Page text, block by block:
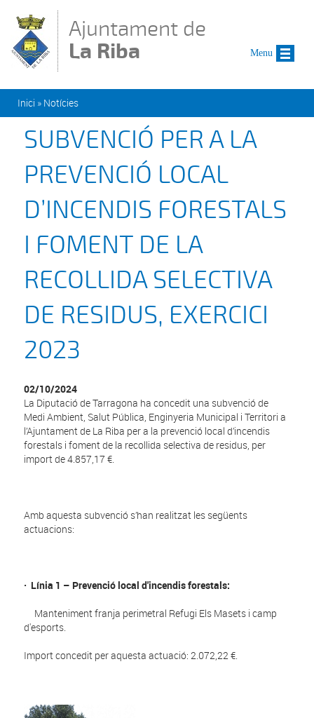
Ajuntament de
La Riba
Esteu aquí
Inici » Notícies
SUBVENCIÓ PER A LA
PREVENCIÓ LOCAL
D’INCENDIS FORESTALS
I FOMENT DE LA
RECOLLIDA SELECTIVA
DE RESIDUS, EXERCICI
2023
02/10/2024
La Diputació de Tarragona ha concedit una subvenció de
Medi Ambient, Salut Pública, Enginyeria Municipal i Territori a
l’Ajuntament de La Riba per a la prevenció local d’incendis
forestals i foment de la recollida selectiva de residus, per
import de 4.857,17 €.
Amb aquesta subvenció s’han realitzat les següents
actuacions:
· Línia 1 – Prevenció local d'incendis forestals:
Manteniment franja perimetral Refugi Els Masets i camp
d'esports.
Import concedit per aquesta actuació: 2.072,22 €.
Menu